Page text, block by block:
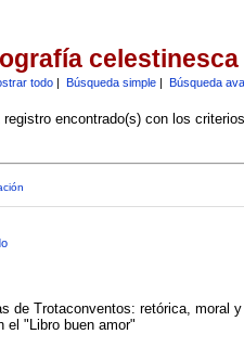
celestinesca
todo| Búsqueda simple| Búsqueda
registro encontrado(s) con los
de Trotaconventos: retórica, moral y
el "Libro buen amor"